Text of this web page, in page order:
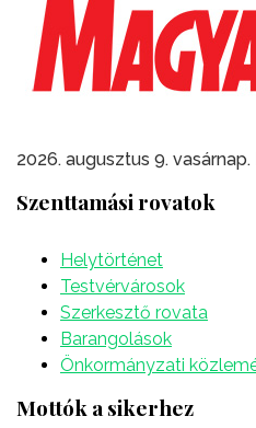
2026. augusztus 9. vasárnap.
Szenttamási rovatok
Helytörténet
Testvérvárosok
Szerkesztő rovata
Barangolások
Önkormányzati
Mottók a sikerhez